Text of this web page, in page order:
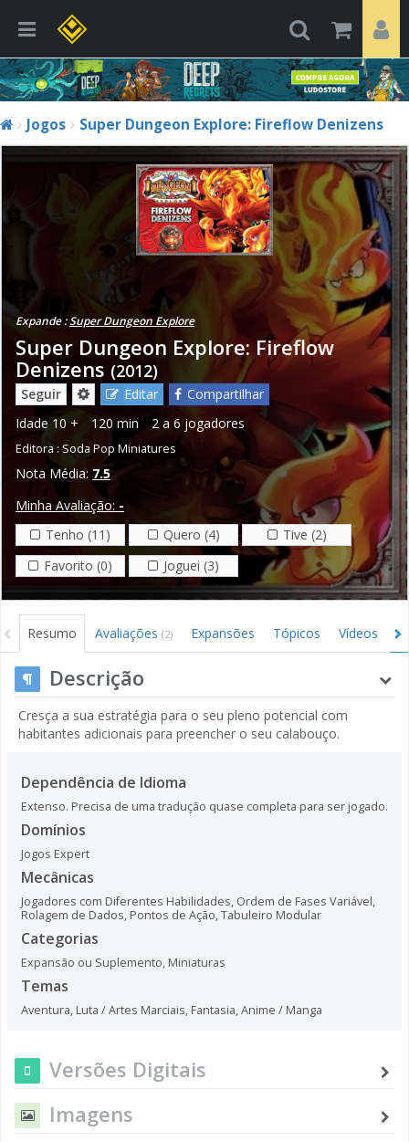
Jogos Super Dungeon Explore: Fireflow Denizens
Expande :Super Dungeon Explore
Super Dungeon Explore: Fireflow
Denizens (2012)
Seguir Editar
Compartilhar
Idade10 + 120 min 2 a 6 jogadores
Editora : Soda Pop Miniatures
Nota Média: 7.5
Minha Avaliação: -
Tenho (11)
Quero (4)
Tive (2)
Favorito (0)
Joguei (3)
Resumo Avaliações (2) Expansões Tópicos Vídeos
Descrição
Cresça a sua estratégia para o seu pleno potencial com
habitantes adicionais para preencher o seu calabouço.
Dependência de Idioma
Extenso. Precisa de uma tradução quase completa para ser jogado.
Domínios
Jogos Expert
Mecânicas
Jogadores com Diferentes Habilidades, Ordem de Fases Variável,
Rolagem de Dados, Pontos de Ação,Tabuleiro Modular
Categorias
Expansão ou Suplemento, Miniaturas
Temas
Aventura, Luta / Artes Marciais, Fantasia,Anime / Manga
Versões Digitais
Imagens